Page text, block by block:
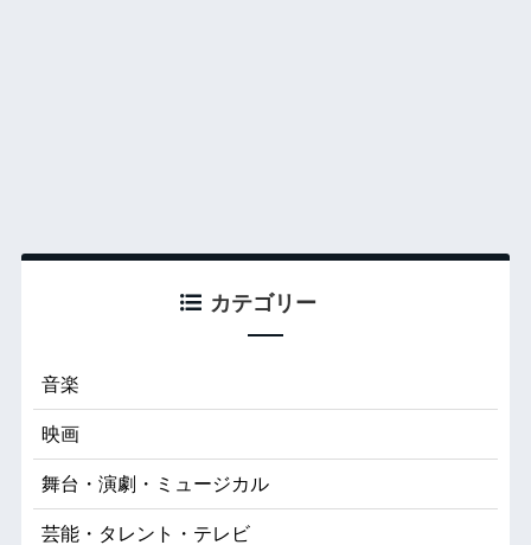
カテゴリー
音楽
映画
舞台・演劇・ミュージカル
芸能・タレント・テレビ